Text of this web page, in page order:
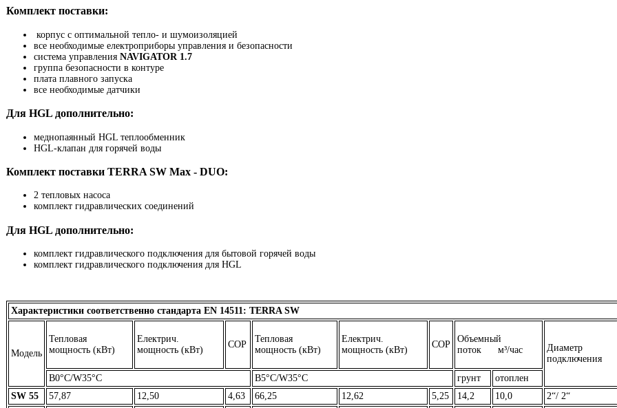
Комплект поставки:
корпус с оптимальной тепло- и шумоизоляцией
все необходимые електроприборы управления и безопасности
система управления NAVIGATOR 1.7
группа безопасности в контуре
плата плавного запуска
все необходимые датчики
Для HGL дополнительно:
меднопаянный HGL теплообменник
HGL-клапан для горячей воды
Комплект поставки TERRA SW Max - DUO:
2 тепловых насоса
комплект гидравлических соединений
Для HGL дополнительно:
комплект гидравлического подключения для бытовой горячей воды
комплект гидравлического подключения для HGL
Характеристики соответственно стандарта EN 14511: TERRA SW
Модель
Тепловая
мощность (кВт)
Електрич.
мощность (кВт)
COP
Тепловая
мощность (кВт)
Електрич.
мощность (кВт)
COP
Объемный
поток м³/час
Диаметр
подключения
В0°C/W35°C В5°C/W35°C грунт
отоплен
SW 55
57,87 12,50 4,63 66,25 12,62 5,25 14,2 10,0 2“/ 2“